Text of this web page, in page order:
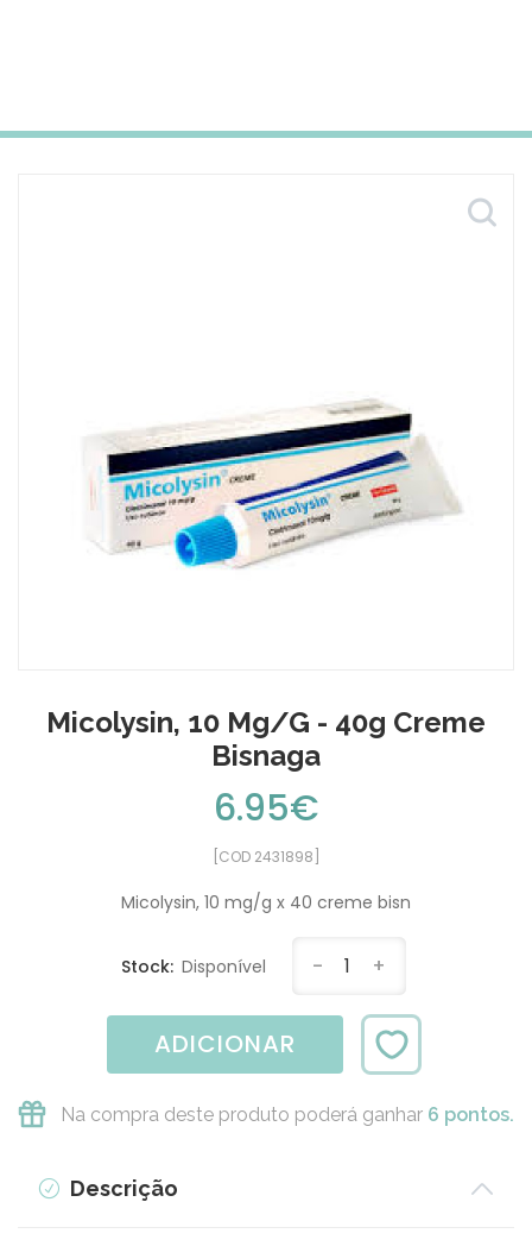
Micolysin, 10 Mg/g - 40g Creme
Bisnaga
6.95€
[COD 2431898]
Micolysin, 10 mg/g x 40 creme bisn
Stock: Disponível - 1 +
ADICIONAR
Na compra deste produto poderá ganhar 6 pontos.
Descrição